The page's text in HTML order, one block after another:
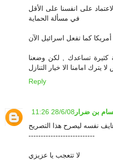
على انفسنا على الأقل
في مسألة الحماية
كما تفعل اسرائيل الآن
كثيرة تساعدك , لكن وضعنا
يترك امامنا الا خيار التنازل
Reply
بن ضرار
نفسه ليصرح هذا التصريح
---------------------------
لا تتعجب يا عزيزي